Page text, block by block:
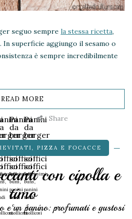
seguo sempre la stessa ricetta,
In superficie aggiungo il sesamo o
è sempre incredibilmente
READ MORE
Share
Panini
da
burger
al
sesamo,
soffici
soffici
Sofficissimi
buns,
panini
tondi
e
mollicosi
Panini
da
burger
al
sesamo,
soffici
soffici
Sofficissimi
buns,
panini
tondi
e
mollicosi
, PIZZA E FOCACCE
con cipolla e
timo
e un panino: profumati e gustosi